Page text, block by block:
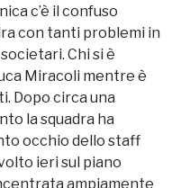
c’è il confuso
con tanti problemi in
Chi si è
Miracoli mentre è
Dopo circa una
la squadra ha
occhio dello staff
ieri sul piano
ampiamente